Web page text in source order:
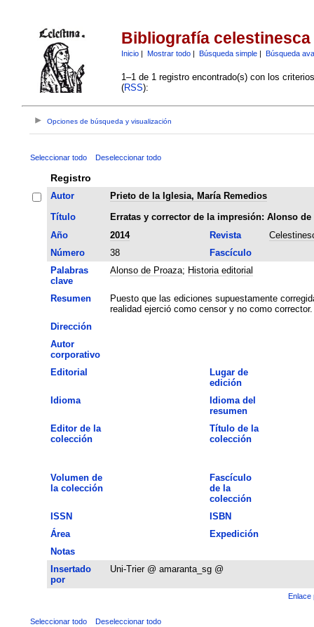
Bibliografía celestinesca
Inicio| Mostrar todo| Búsqueda simple| Búsqueda
1–1 de 1 registro encontrado(s) con los
(RSS):
Opciones de búsqueda y visualización
Seleccionar todo Deseleccionar todo
Registro
Autor
Prieto de la Iglesia, María Remedios
Título
Erratas y corrector de la impresión: Alonso
Año
2014 Revista
Número
38
Fascículo
Palabras
clave
Alonso de Proaza; Historia editorial
Resumen
Puesto que las ediciones supuestamente
realidad ejerció como censor y no como corrector.
Dirección
Autor
corporativo
Editorial
Lugar de
edición
Idioma
Idioma del
resumen
Editor de la
colección
Título de la
colección
Volumen de
la colección
Fascículo
de la
colección
ISSN
ISBN
Área
Expedición
Notas
Insertado
por
Uni-Trier @ amaranta_sg @
Enlace
Seleccionar todo Deseleccionar todo